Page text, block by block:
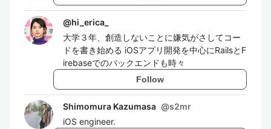
@hi_erica_
大学３年、創造しないことに嫌気がさしてコー
ドを書き始める iOSアプリ開発を中心にRailsとF
irebaseでのバックエンドも時々
Follow
Shimomura Kazumasa @s2mr
iOS engineer.